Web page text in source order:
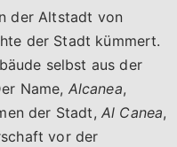
der Altstadt von
der Stadt kümmert.
selbst aus der
Name, Alcanea,
der Stadt, Al Canea,
vor der